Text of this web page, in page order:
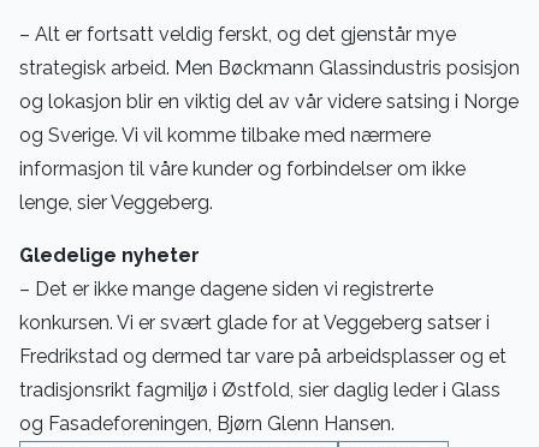
– Alt er fortsatt veldig ferskt, og det gjenstår mye
strategisk arbeid. Men Bøckmann Glassindustris posisjon
og lokasjon blir en viktig del av vår videre satsing i Norge
og Sverige. Vi vil komme tilbake med nærmere
informasjon til våre kunder og forbindelser om ikke
lenge, sier Veggeberg.
Gledelige nyheter
– Det er ikke mange dagene siden vi registrerte
konkursen. Vi er svært glade for at Veggeberg satser i
Fredrikstad og dermed tar vare på arbeidsplasser og et
tradisjonsrikt fagmiljø i Østfold, sier daglig leder i Glass
og Fasadeforeningen, Bjørn Glenn Hansen.